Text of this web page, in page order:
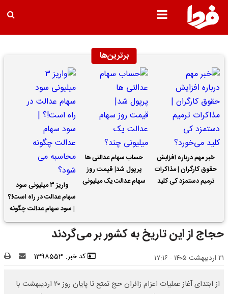
برترین‌ها
خبر مهم درباره افزایش
حقوق کارگران | مذاکرات
ترمیم دستمزد کی کلید
حساب سهام عدالتی ها
پرپول شد| قیمت روز
سهام عدالت یک میلیونی
واریز ۳ میلیونی سود
سهام عدالت در راه است!؟
| سود سهام عدالت چگونه
محاسبه می شود؟
حجاج از این تاریخ به کشور بر می‌گردند
۲۱ اردیبهشت ۱۴۰۵ - ۱۷:۱۶ کد خبر: 1398553
از ابتدای آغاز عملیات اعزام زائران حج تمتع تا پایان روز ۲۰ اردیبهشت با